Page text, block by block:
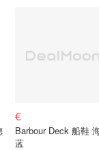
€
Barbour Deck 船鞋
蓝